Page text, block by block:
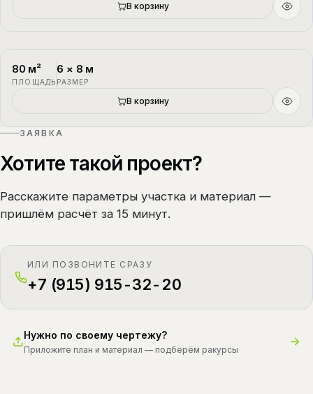
В корзину
П-4
80 м²
ПЛОЩАДЬ
6 × 8 м
РАЗМЕР
В корзину
ЗАЯВКА
Хотите такой проект?
Расскажите параметры участка и материал —
пришлём расчёт за 15 минут.
ИЛИ ПОЗВОНИТЕ СРАЗУ
+7 (915) 915-32-20
Нужно по своему чертежу?
Приложите план и материал — подберём ракурсы